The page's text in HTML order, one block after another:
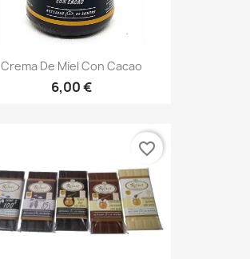
Crema De Miel Con Cacao
6,00 €
favorite_border